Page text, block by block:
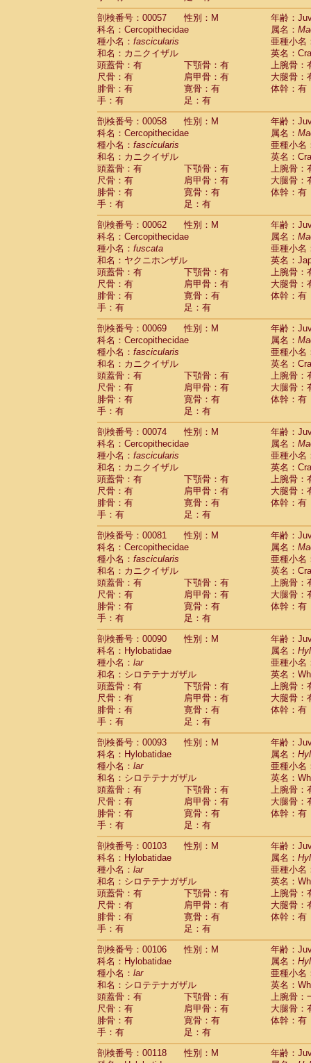
CercopithecidaeMacaca sylvanus
CercopithecidaeMacaca thibetana (0)
Cercopithecidae Macaca tonkeana (0)
Cercopithecidae hybrid(1)
Cercopithecidae (0)
CercopithecidaeAllenopithecus
CercopithecidaeCercopithecus
CercopithecidaeCercopithecus
CercopithecidaeCercopithecus
CercopithecidaeCercopithecus diana
CercopithecidaeCercopithecus
Cercopithecidae
Cercopithecus
Cercopithecidae
Cercopithecus mitis
CercopithecidaeCercopithecus mitis
CercopithecidaeCercopithecus mitis
CercopithecidaeCercopithecus mona
CercopithecidaeCercopithecus
CercopithecidaeCercopithecus
CercopithecidaeCercopithecus
Cercopithecidae
Cercopithecusspp.(0)
Cercopithecidae
Chlorocebus
CercopithecidaeChlorocebus
CercopithecidaeErythrocebus patas
CercopithecidaeMiopithecus talapoin
CercopithecidaeCercopithecinae spp.
CercopithecidaeColobus angolensis
CercopithecidaeColobus guereza (0)
Cercopithecidae Colobus polykomos
Cercopithecidae Piliocolobus badius
Cercopithecidae Kasi senex vetulus(0)
CercopithecidaeKasi senex
CercopithecidaeNasalis larvatus(0)
CercopithecidaePresbytes
CercopithecidaePygathrix nemaeus
CercopithecidaeSemnopithecus
Cercopithecidae
Trachypithecus
Cercopithecidae
Trachypithecus
Cercopithecidae
Trachypithecus
CercopithecidaeTrachypithecus
CercopithecidaeColobinae spp.(0)
CercopithecidaePresbytesinaespp.(0)
CercopithecidaeCercopithecidae
HylobatidaeHoolock hoolock(0)
HylobatidaeHylobates agilis
HylobatidaeHylobates klossii (0)
Hylobatidae
HylobatidaeHylobates moloch(0)
Hylobatidae Hylobates muelleri(0)
HylobatidaeHylobates pileatus(2)
Hylobatidae Hylobates
HylobatidaeHylobateshybrid(0)
HylobatidaeNomascus concolor(0)
Hylobatidae
Symphalangus
Hominidae
(0)
HominidaePan troglodytes
Hominidae Gorilla gorilla beringei(0)
Hominidae Gorilla gorilla gorilla(0)
Primates misc.(0)
Scandentia Dendrogale melanura
Scandentia Ptilocercus lowii
Scandentia
Scandentia
ScandentiaTupaia minor
剖検番号：00057
性別：M
年齢：
科名：Cercopithecidae
属名：
種小名： fascicularis
亜種小名
和名：カニクイザル
英名：
頭蓋骨：有
下顎骨：有
上腕骨：
尺骨：有
肩甲骨：有
大腿骨：
腓骨：有
寛骨：有
体幹：有
手：有
足：有
剖検番号：00058
性別：M
年齢：
科名：Cercopithecidae
属名：
種小名： fascicularis
亜種小名
和名：カニクイザル
英名：
頭蓋骨：有
下顎骨：有
上腕骨：
尺骨：有
肩甲骨：有
大腿骨：
腓骨：有
寛骨：有
体幹：有
手：有
足：有
剖検番号：00062
性別：M
年齢：
科名：Cercopithecidae
属名：
種小名： fuscata
亜種小名
和名：ヤクニホンザル
英名：
頭蓋骨：有
下顎骨：有
上腕骨：
尺骨：有
肩甲骨：有
大腿骨：
腓骨：有
寛骨：有
体幹：有
手：有
足：有
剖検番号：00069
性別：M
年齢：
科名：Cercopithecidae
属名：
種小名： fascicularis
亜種小名
和名：カニクイザル
英名：
頭蓋骨：有
下顎骨：有
上腕骨：
尺骨：有
肩甲骨：有
大腿骨：
腓骨：有
寛骨：有
体幹：有
手：有
足：有
剖検番号：00074
性別：M
年齢：
科名：Cercopithecidae
属名：
種小名： fascicularis
亜種小名
和名：カニクイザル
英名：
頭蓋骨：有
下顎骨：有
上腕骨：
尺骨：有
肩甲骨：有
大腿骨：
腓骨：有
寛骨：有
体幹：有
手：有
足：有
剖検番号：00081
性別：M
年齢：
科名：Cercopithecidae
属名：
種小名： fascicularis
亜種小名
和名：カニクイザル
英名：
頭蓋骨：有
下顎骨：有
上腕骨：
尺骨：有
肩甲骨：有
大腿骨：
腓骨：有
寛骨：有
体幹：有
手：有
足：有
剖検番号：00090
性別：M
年齢：
科名：Hylobatidae
属名：
種小名： lar
亜種小名
和名：シロテテナガザル
英名：
頭蓋骨：有
下顎骨：有
上腕骨：
尺骨：有
肩甲骨：有
大腿骨：
腓骨：有
寛骨：有
体幹：有
手：有
足：有
剖検番号：00093
性別：M
年齢：
科名：Hylobatidae
属名：
種小名： lar
亜種小名
和名：シロテテナガザル
英名：
頭蓋骨：有
下顎骨：有
上腕骨：
尺骨：有
肩甲骨：有
大腿骨：
腓骨：有
寛骨：有
体幹：有
手：有
足：有
剖検番号：00103
性別：M
年齢：
科名：Hylobatidae
属名：
種小名： lar
亜種小名
和名：シロテテナガザル
英名：
頭蓋骨：有
下顎骨：有
上腕骨：
尺骨：有
肩甲骨：有
大腿骨：
腓骨：有
寛骨：有
体幹：有
手：有
足：有
剖検番号：00106
性別：M
年齢：
科名：Hylobatidae
属名：
種小名： lar
亜種小名
和名：シロテテナガザル
英名：
頭蓋骨：有
下顎骨：有
上腕骨：
尺骨：有
肩甲骨：有
大腿骨：
腓骨：有
寛骨：有
体幹：有
手：有
足：有
剖検番号：00118
性別：M
年齢：